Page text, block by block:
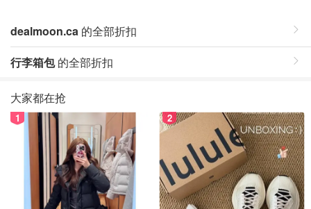
dealmoon.ca 的全部折扣
行李箱包的全部折扣
大家都在抢
1 2